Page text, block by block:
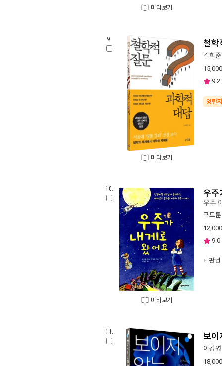
미리보기
9.
미리보기
철학
김희준
15,000
9.2
양탄
10.
미리보기
우주
우주
구드
12,000
9.0
판권
11. 보이
이강영
18,000